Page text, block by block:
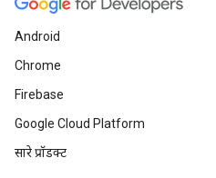
Android
Chrome
Firebase
Google Cloud Platform
सारे प्रॉडक्ट